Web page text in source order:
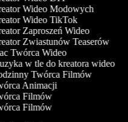
Wideo Modowych
Wideo TikTok
Zaproszeń Wideo
Zwiastunów Teaserów
Twórca Wideo
w tle do kreatora wideo
Twórca Filmów
Animacji
Filmów
Filmów